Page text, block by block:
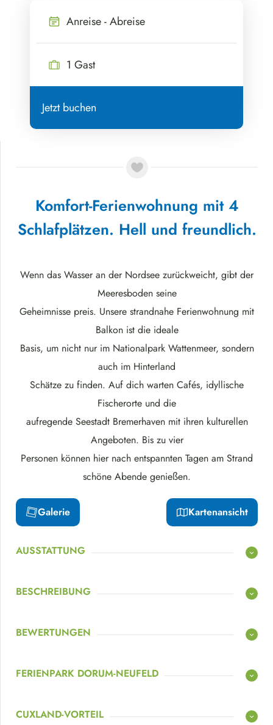
Komfort-Ferienwohnung mit 4
Schlafplätzen. Hell und freundlich.
Wenn das Wasser an der Nordsee zurückweicht, gibt der
Meeresboden seine
Geheimnisse preis. Unsere strandnahe Ferienwohnung mit
Balkon ist die ideale
Basis, um nicht nur im Nationalpark Wattenmeer, sondern
auch im Hinterland
Schätze zu finden. Auf dich warten Cafés, idyllische
Fischerorte und die
aufregende Seestadt Bremerhaven mit ihren kulturellen
Angeboten. Bis zu vier
Personen können hier nach entspannten Tagen am Strand
schöne Abende genießen.
Galerie Kartenansicht
AUSSTATTUNG
BESCHREIBUNG
BEWERTUNGEN
FERIENPARK DORUM-NEUFELD
CUXLAND-VORTEIL